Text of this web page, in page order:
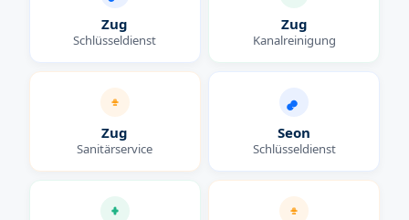
Zug
Schlüsseldienst
Zug
Kanalreinigung
Zug
Sanitärservice
Seon
Schlüsseldienst